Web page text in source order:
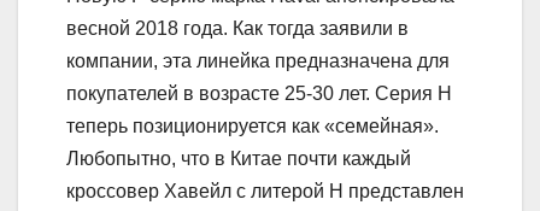
весной 2018 года. Как тогда заявили в
компании, эта линейка предназначена для
покупателей в возрасте 25-30 лет. Серия H
теперь позиционируется как «семейная».
Любопытно, что в Китае почти каждый
кроссовер Хавейл с литерой H представлен